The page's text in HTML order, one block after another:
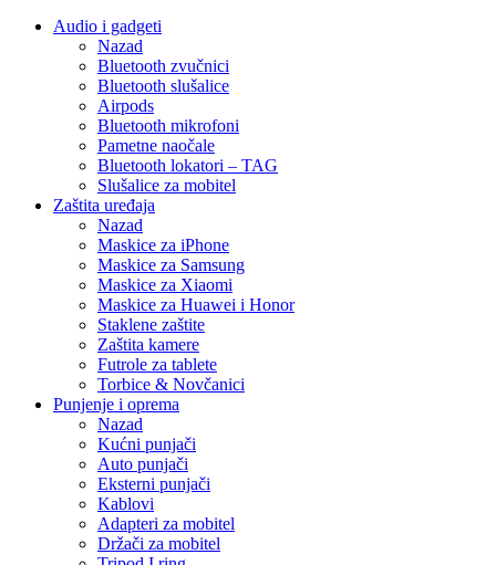
Audio i gadgeti
Nazad
Bluetooth zvučnici
Bluetooth slušalice
Airpods
Bluetooth mikrofoni
Pametne naočale
Bluetooth lokatori – TAG
Slušalice za mobitel
Zaštita uređaja
Nazad
Maskice za iPhone
Maskice za Samsung
Maskice za Xiaomi
Maskice za Huawei i Honor
Staklene zaštite
Zaštita kamere
Futrole za tablete
Torbice & Novčanici
Punjenje i oprema
Nazad
Kućni punjači
Auto punjači
Eksterni punjači
Kablovi
Adapteri za mobitel
Držači za mobitel